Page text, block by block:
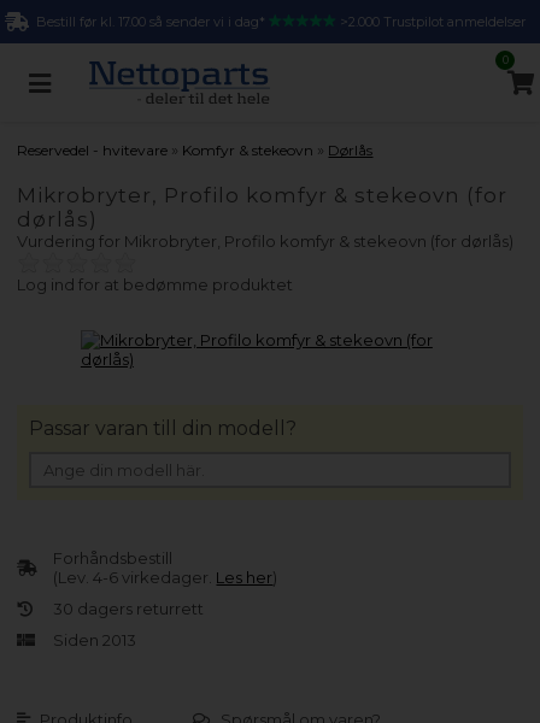
Bestill før kl. 17.00 så sender vi i dag* >2.000 Trustpilot anmeldelser
0
Reservedel - hvitevare » Komfyr & stekeovn » Dørlås
Mikrobryter, Profilo komfyr & stekeovn (for
dørlås)
Vurdering for Mikrobryter, Profilo komfyr & stekeovn (for dørlås)
Log ind for at bedømme produktet
Forhåndsbestill
(Lev. 4-6 virkedager. Les her)
30 dagers returrett
Siden 2013
Passar varan till din modell?